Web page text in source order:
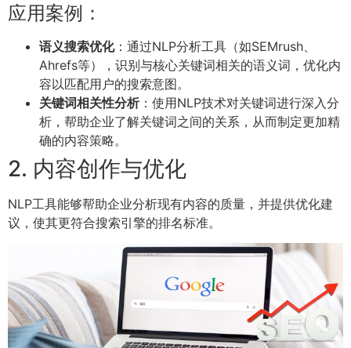
应用案例：
语义搜索优化：通过NLP分析工具（如SEMrush、
Ahrefs等），识别与核心关键词相关的语义词，优化内
容以匹配用户的搜索意图。
关键词相关性分析：使用NLP技术对关键词进行深入分
析，帮助企业了解关键词之间的关系，从而制定更加精
确的内容策略。
2. 内容创作与优化
NLP工具能够帮助企业分析现有内容的质量，并提供优化建
议，使其更符合搜索引擎的排名标准。